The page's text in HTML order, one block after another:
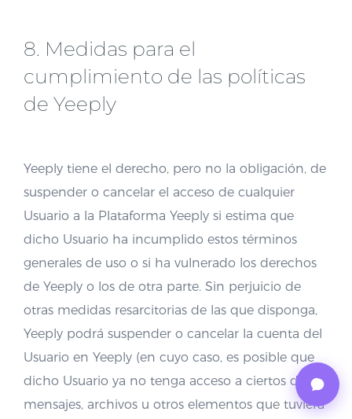
8. Medidas para el
cumplimiento de las políticas
de Yeeply
Yeeply tiene el derecho, pero no la obligación, de
suspender o cancelar el acceso de cualquier
Usuario a la Plataforma Yeeply si estima que
dicho Usuario ha incumplido estos términos
generales de uso o si ha vulnerado los derechos
de Yeeply o los de otra parte. Sin perjuicio de
otras medidas resarcitorias de las que disponga,
Yeeply podrá suspender o cancelar la cuenta del
Usuario en Yeeply (en cuyo caso, es posible que
dicho Usuario ya no tenga acceso a ciertos datos,
mensajes, archivos u otros elementos que tuviera